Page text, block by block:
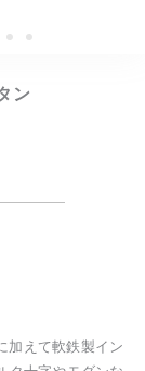
ン
加えて軟鉄製イン